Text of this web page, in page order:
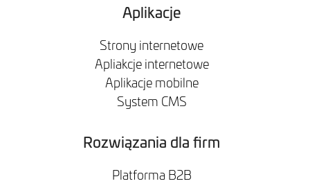
Aplikacje
Strony internetowe
Apliakcje internetowe
Aplikacje mobilne
System CMS
Rozwiązania dla firm
Platforma B2B